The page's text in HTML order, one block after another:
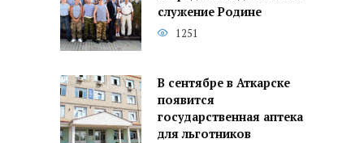
служение Родине
1251
В сентябре в Аткарске
появится
государственная аптека
для льготников